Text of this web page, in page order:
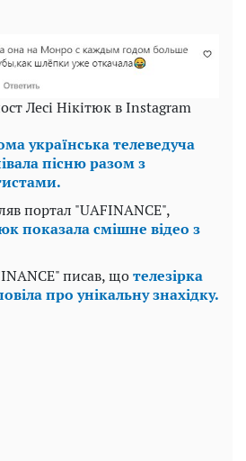
Лесі Нікітюк в Instagram
українська телеведуча
пісню разом з
портал "UAFINANCE",
показала смішне відео з
писав, щотелезірка
про унікальну знахідку.